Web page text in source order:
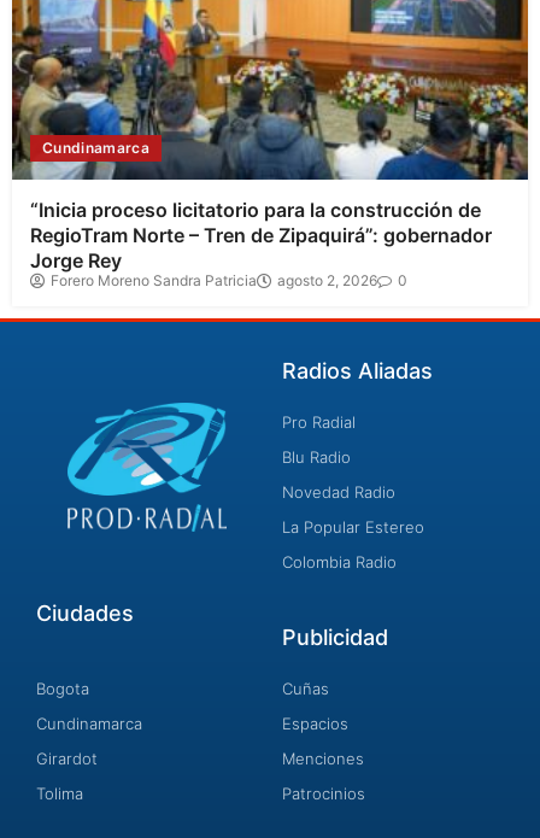
Cundinamarca
“Inicia proceso licitatorio para la construcción de
RegioTram Norte – Tren de Zipaquirá”: gobernador
Jorge Rey
Forero Moreno Sandra Patricia agosto 2, 2026 0
Radios Aliadas
Pro Radial
Blu Radio
Novedad Radio
La Popular Estereo
Colombia Radio
Ciudades
Bogota
Cundinamarca
Girardot
Tolima
Publicidad
Cuñas
Espacios
Menciones
Patrocinios